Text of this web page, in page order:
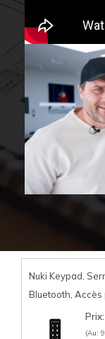
Nuki Keypad,
Bluetooth, Accès
Prix:
(Au: